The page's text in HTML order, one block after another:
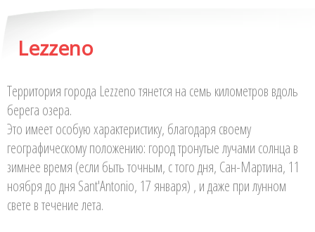
Lezzeno
Территория города Lezzeno тянется на семь километров вдоль
берега озера.
Это имеет особую характеристику, благодаря своему
географическому положению: город тронутые лучами солнца в
зимнее время (если быть точным, с того дня, Сан-Мартина, 11
ноября до дня Sant'Antonio, 17 января) , и даже при лунном
свете в течение лета.